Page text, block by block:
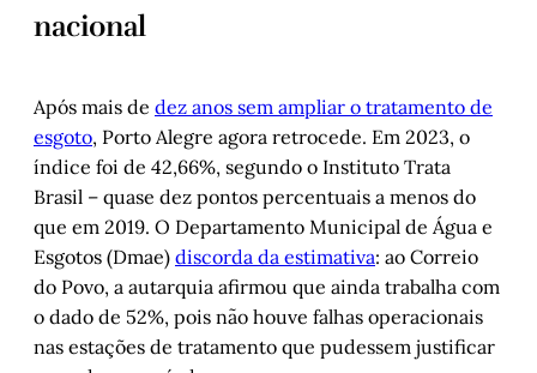
nacional
Após mais de dez anos sem ampliar o tratamento de
esgoto, Porto Alegre agora retrocede. Em 2023, o
índice foi de 42,66%, segundo o Instituto Trata
Brasil – quase dez pontos percentuais a menos do
que em 2019. O Departamento Municipal de Água e
Esgotos (Dmae) discorda da estimativa: ao Correio
do Povo, a autarquia afirmou que ainda trabalha com
o dado de 52%, pois não houve falhas operacionais
nas estações de tratamento que pudessem justificar